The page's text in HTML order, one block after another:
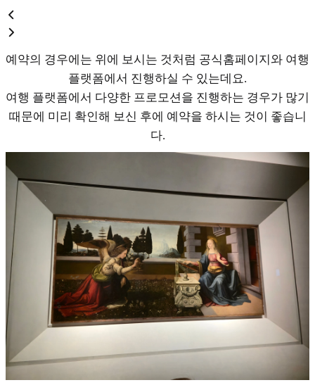
예약의 경우에는 위에 보시는 것처럼 공식홈페이지와 여행
플랫폼에서 진행하실 수 있는데요.
여행 플랫폼에서 다양한 프로모션을 진행하는 경우가 많기
때문에 미리 확인해 보신 후에 예약을 하시는 것이 좋습니
다.